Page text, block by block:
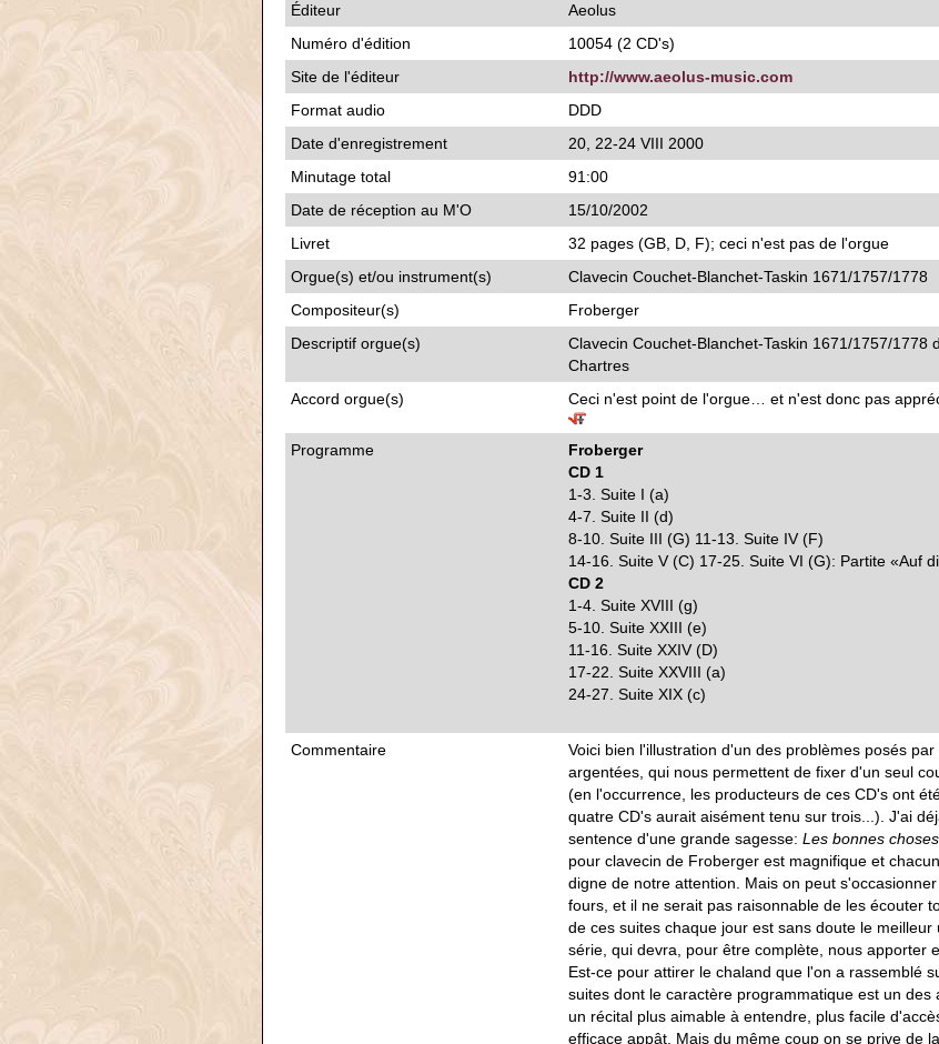
Éditeur
Aeolus
Numéro d'édition
10054 (2 CD's)
Site de l'éditeur
http://www.aeolus-music.com
Format audio
DDD
Date d'enregistrement
20, 22-24 VIII 2000
Minutage total
91:00
Date de réception au M'O
15/10/2002
Livret
32 pages (GB, D, F); ceci n'est pas de l'orgue
Orgue(s) et/ou instrument(s)
Clavecin Couchet-Blanchet-Taskin 1671/1757/1778
Compositeur(s)
Froberger
Descriptif orgue(s)
Clavecin Couchet-Blanchet-Taskin 1671/1757/1778
Chartres
Accord orgue(s)
Ceci n'est point de l'orgue… et n'est donc pas
Programme
Froberger
CD 1
1-3. Suite I (a)
4-7. Suite II (d)
8-10. Suite III (G) 11-13. Suite IV (F)
14-16. Suite V (C) 17-25. Suite VI (G): Partite «Auf
CD 2
1-4. Suite XVIII (g)
5-10. Suite XXIII (e)
11-16. Suite XXIV (D)
17-22. Suite XXVIII (a)
24-27. Suite XIX (c)
Commentaire
Voici bien l'illustration d'un des problèmes posés
argentées, qui nous permettent de fixer d'un seul
(en l'occurrence, les producteurs de ces CD's ont
quatre CD's aurait aisément tenu sur trois...). J'ai
sentence d'une grande sagesse: Les bonnes
pour clavecin de Froberger est magnifique et
digne de notre attention. Mais on peut
fours, et il ne serait pas raisonnable de les écouter
de ces suites chaque jour est sans doute le
série, qui devra, pour être complète, nous apporter
Est-ce pour attirer le chaland que l'on a rassemblé
suites dont le caractère programmatique est un
un récital plus aimable à entendre, plus facile
efficace appât. Mais du même coup on se prive de